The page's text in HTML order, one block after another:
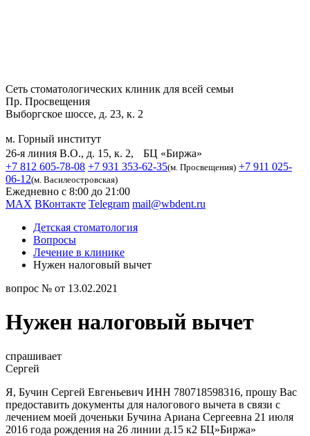
Сеть стоматологических клиник для всей семьи
Пр. Просвещения
Выборгское шоссе, д. 23, к. 2
м. Горный институт
26-я линия В.О., д. 15, к. 2, БЦ «Биржа»
+7 812 605-78-08 +7 931 353-62-35(м. Просвещения) +7 911 025-
06-12(м. Василеостровская)
Ежедневно с 8:00 до 21:00
MAX ВКонтакте Telegram mail@wbdent.ru
Детская стоматология
Вопросы
Лечение в клинике
Нужен налоговый вычет
вопрос № от 13.02.2021
Нужен налоговый вычет
спрашивает
Сергей
Я, Бучин Сергей Евгеньевич ИНН 780718598316, прошу Вас
предоставить документы для налогового вычета в связи с
лечением моей доченьки Бучина Ариана Сергеевна 21 июля
2016 года рождения на 26 линии д.15 к2 БЦ»Биржа»